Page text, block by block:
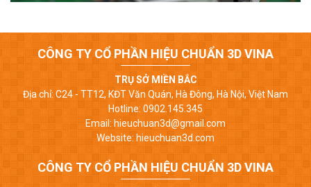
CÔNG TY CỔ PHẦN HIỆU CHUẨN 3D VINA
TRỤ SỞ MIỀN BẮC
Địa chỉ: C24 - TT12, KĐT Văn Quán, Hà Đông, Hà Nội, Việt Nam
Hotline: 0902.145.345
Email: hieuchuan3d@gmail.com
Website: hieuchuan3d.com
CÔNG TY CỔ PHẦN HIỆU CHUẨN 3D VINA